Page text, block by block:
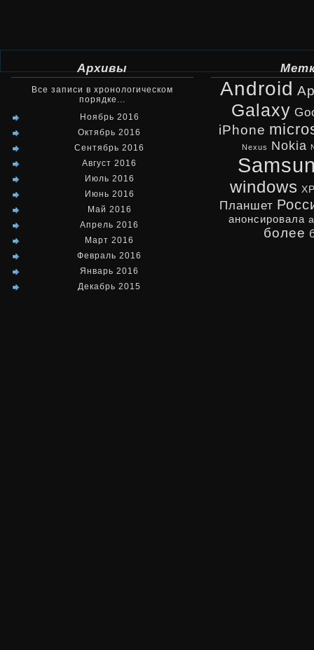
Архивы
Все записи в хронологическом
порядке...
Ноябрь 2016
Октябрь 2016
Сентябрь 2016
Август 2016
Июль 2016
Июнь 2016
Май 2016
Апрель 2016
Март 2016
Февраль 2016
Январь 2016
Декабрь 2015
Android
Galaxy
iPhone
Nexus Nokia
windows
Планшет
анонсировала
более